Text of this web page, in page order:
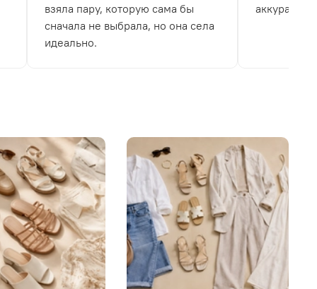
взяла пару, которую сама бы
сначала не выбрала, но она села
идеально.
аккуратно.